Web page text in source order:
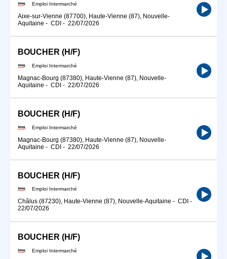
Emploi Intermarché
Aixe-sur-Vienne (87700), Haute-Vienne (87), Nouvelle-
Aquitaine - CDI - 22/07/2026
BOUCHER (H/F)
Emploi Intermarché
Magnac-Bourg (87380), Haute-Vienne (87), Nouvelle-
Aquitaine - CDI - 22/07/2026
BOUCHER (H/F)
Emploi Intermarché
Magnac-Bourg (87380), Haute-Vienne (87), Nouvelle-
Aquitaine - CDI - 22/07/2026
BOUCHER (H/F)
Emploi Intermarché
Châlus (87230), Haute-Vienne (87), Nouvelle-Aquitaine - CDI -
22/07/2026
BOUCHER (H/F)
Emploi Intermarché